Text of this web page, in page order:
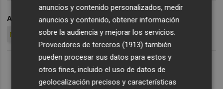
ARCHIVADO EN ELCHE CF PACHETA
CD TENERIFE
NÀSTIC DE TARRAGONA
CD NUMANCIA CF REUS
anuncios y contenido personalizados, medir
anuncios y contenido, obtener información
sobre la audiencia y mejorar los servicios.
Proveedores de terceros (1913) también
pueden procesar sus datos para estos y
otros fines, incluido el uso de datos de
geolocalización precisos y características